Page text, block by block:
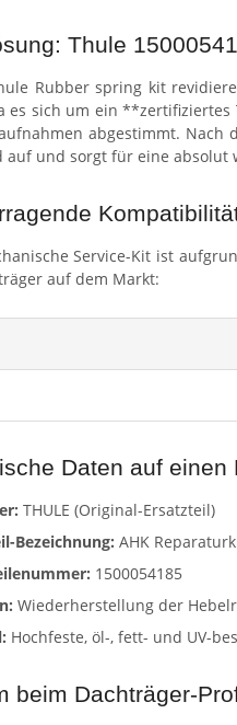
Thule
Rubber spring kit
es sich um ein
abgestimmt. Nach
auf und sorgt für eine
Service-Kit ist
auf dem Markt:
Daten auf einen
THULE (Original-Ersatzteil)
Bezeichnung: AHK
1500054185
Wiederherstellung der
Hochfeste, öl-, fett- und UV-
beim Dachträger-